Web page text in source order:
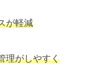
が軽減
理がしやすく